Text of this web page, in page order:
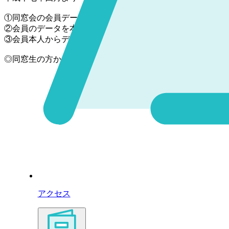
アクセス
①同窓会の会員データ（氏名・住所・電話番号・卒業年）
②会員のデータを本人の同意なく、第三者に提供しない。
③会員本人からデータの開示・追加・訂正・削除の要望があ
◎同窓生の方から「同級生の〇〇さんの住所を教えてほし